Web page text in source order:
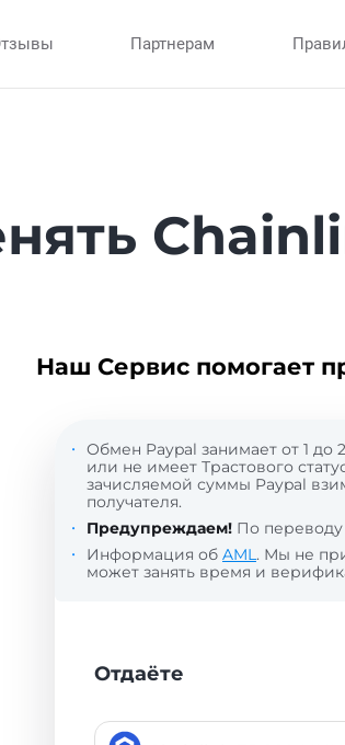
Партнерам
Наш Сервис помогает
Обмен Paypal занимает от 1
или не имеет Трастового
зачисляемой суммы Paypal
получателя.
Предупреждаем! По переводу
Информация об AML. Мы не
может занять время и
Отдаёте